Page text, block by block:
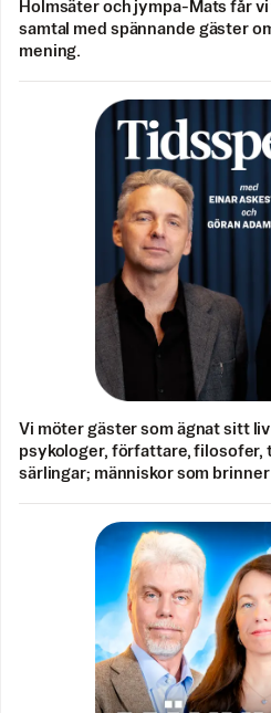
Holmsäter och jympa-Mats får
samtal med spännande gäster
mening.
Vi möter gäster som ägnat sitt
psykologer, författare, filosofer,
särlingar; människor som